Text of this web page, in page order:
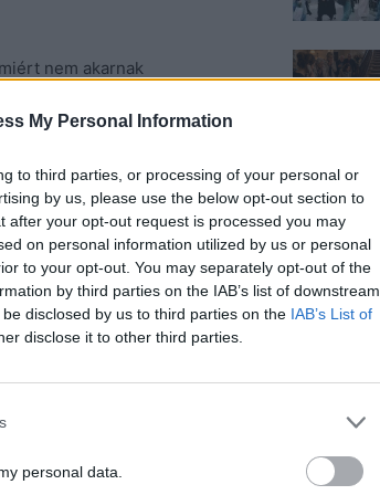
My Personal Information
to third parties, or processing of your personal or
by us, please use the below opt-out section to
after your opt-out request is processed you may
on personal information utilized by us or personal
to your opt-out. You may separately opt-out of the
by third parties on the IAB’s list of downstream
disclosed by us to third parties on the IAB’s List of
disclose it to other third parties.
personal data.
nem akarnak
könnyű azt válaszolni, hogy
mutatni magunkból a
mi magunk is változunk,
hogy mellettünk
ami addig jól működött,
hogy az idő ne legyen képes
hinni, hogy mégis van valami
ennyi éven át?Feltehetjük
hogy érdemes miatta
nem értik, mivel is
Lehet-e elkerülni
gyűlöljük meg a másikat